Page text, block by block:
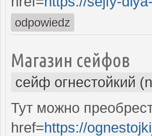
odpowiedz
Магазин сейфов
сейф огнестойкий
Тут можно
href=https://